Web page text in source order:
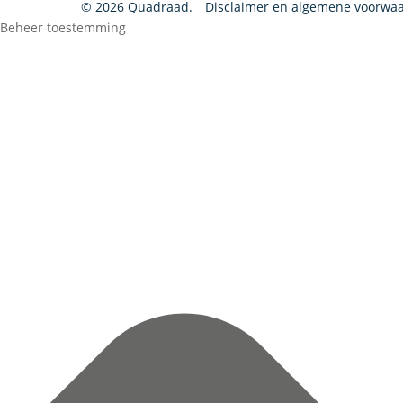
© 2026 Quadraad.
Disclaimer en algemene
Beheer toestemming